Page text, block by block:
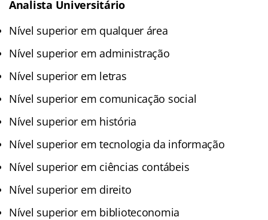
Analista Universitário
Nível superior em qualquer área
Nível superior em administração
Nível superior em letras
Nível superior em comunicação social
Nível superior em história
Nível superior em tecnologia da informação
Nível superior em ciências contábeis
Nível superior em direito
Nível superior em biblioteconomia